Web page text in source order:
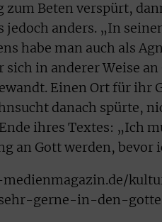
zum Beten verspürt,
jedoch anders. „In
habe man auch als
sich in anderer Weise
Einen Ort für ihr
danach spürte,
ihres Textes: „Ich
an Gott werden, bevor
gerne-in-den-